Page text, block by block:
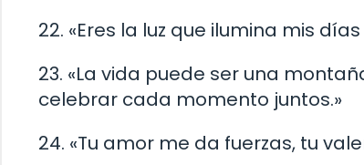
22. «Eres la luz que ilumina mis
23. «La vida puede ser una
celebrar cada momento juntos.»
24. «Tu amor me da fuerzas, tu